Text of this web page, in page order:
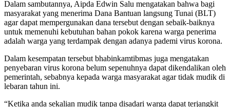
Dalam sambutannya, Aipda Edwin Salu mengatakan bahwa bagi
masyarakat yang menerima Dana Bantuan langsung Tunai (BLT)
agar dapat mempergunakan dana tersebut dengan sebaik-baiknya
untuk memenuhi kebutuhan bahan pokok karena warga penerima
adalah warga yang terdampak dengan adanya pademi virus korona.
Dalam kesempatan tersebut bhabinkamtibmas juga mengatakan
penyebaran virus korona belum sepenuhnya dapat dikendalikan oleh
pemerintah, sebabnya kepada warga masyarakat agar tidak mudik di
lebaran tahun ini.
“Ketika anda sekalian mudik tanpa disadari warga dapat terjangkit